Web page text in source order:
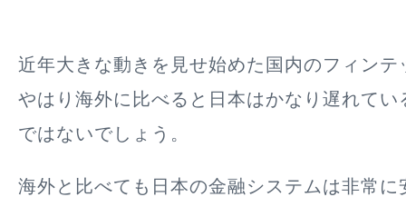
近年大きな動きを見せ始めた国内のフィンテ
やはり海外に比べると日本はかなり遅れてい
ではないでしょう。
海外と比べても日本の金融システムは非常に